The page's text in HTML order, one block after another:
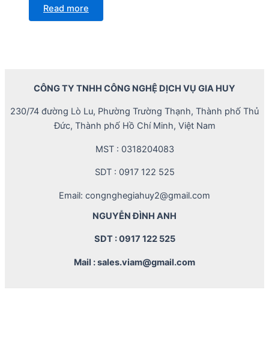
Read more
CÔNG TY TNHH CÔNG NGHỆ DỊCH VỤ GIA HUY
230/74 đường Lò Lu, Phường Trường Thạnh, Thành phố Thủ
Đức, Thành phố Hồ Chí Minh, Việt Nam
MST : 0318204083
SDT : 0917 122 525
Email: congnghegiahuy2@gmail.com
NGUYỄN ĐÌNH ANH
SDT : 0917 122 525
Mail : sales.viam@gmail.com